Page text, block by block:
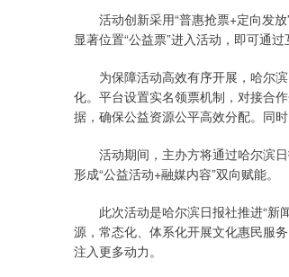
活动创新采用“普惠抢票+定向发放
显著位置“公益票”进入活动，即可通
为保障活动高效有序开展，哈尔滨
化。平台设置实名领票机制，对接合
据，确保公益资源公平高效分配。同
活动期间，主办方将通过哈尔滨日
形成“公益活动+融媒内容”双向赋能。
此次活动是哈尔滨日报社推进“新
源，常态化、体系化开展文化惠民服
注入更多动力。